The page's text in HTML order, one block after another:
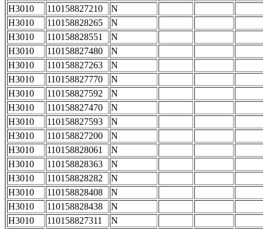
H3010
110158827210
N
H3010
110158828265
N
H3010
110158828551
N
H3010
110158827480
N
H3010
110158827263
N
H3010
110158827770
N
H3010
110158827592
N
H3010
110158827470
N
H3010
110158827593
N
H3010
110158827200
N
H3010
110158828061
N
H3010
110158828363
N
H3010
110158828282
N
H3010
110158828408
N
H3010
110158828438
N
H3010
110158827311
N